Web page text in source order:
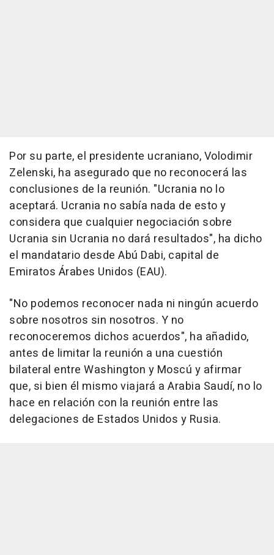
Por su parte, el presidente ucraniano, Volodimir
Zelenski, ha asegurado que no reconocerá las
conclusiones de la reunión. "Ucrania no lo
aceptará. Ucrania no sabía nada de esto y
considera que cualquier negociación sobre
Ucrania sin Ucrania no dará resultados", ha dicho
el mandatario desde Abú Dabi, capital de
Emiratos Árabes Unidos (EAU).
"No podemos reconocer nada ni ningún acuerdo
sobre nosotros sin nosotros. Y no
reconoceremos dichos acuerdos", ha añadido,
antes de limitar la reunión a una cuestión
bilateral entre Washington y Moscú y afirmar
que, si bien él mismo viajará a Arabia Saudí, no lo
hace en relación con la reunión entre las
delegaciones de Estados Unidos y Rusia.